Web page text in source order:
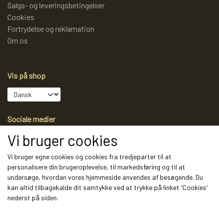
Salgs- og leveringsbetingelser
Cookies
Fortrydelse og reklamation
Om os
Vis på shop
Sociale medier
Modtag vores nyhedsbrev via e-mail
Tilmeld
Vi bruger cookies
Vi bruger egne cookies og cookies fra tredjeparter til at
personalisere din brugeroplevelse, til markedsføring og til at
undersøge, hvordan vores hjemmeside anvendes af besøgende. Du
kan altid tilbagekalde dit samtykke ved at trykke på linket 'Cookies'
nederst på siden.